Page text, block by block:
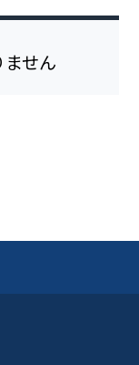
せん